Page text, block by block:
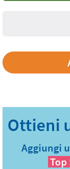
Aggiungi
Top